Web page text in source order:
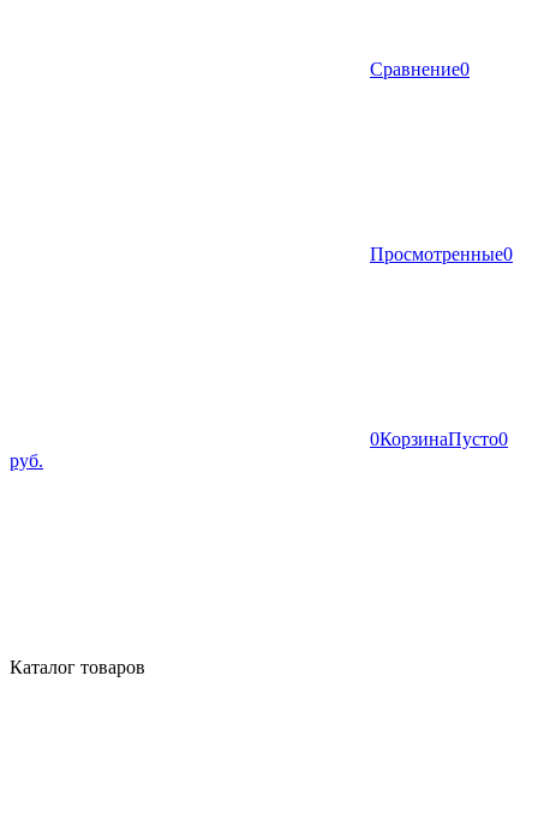
Сравнение0
Просмотренные0
0КорзинаПусто0
руб.
Каталог товаров